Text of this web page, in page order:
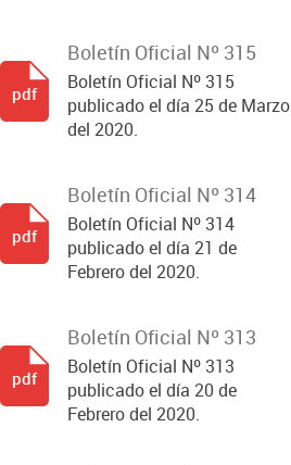
Boletín Oficial Nº 315
Boletín Oficial Nº 315
publicado el día 25 de Marzo
del 2020.
pdf
Boletín Oficial Nº 314
Boletín Oficial Nº 314
publicado el día 21 de
Febrero del 2020.
pdf
Boletín Oficial Nº 313
Boletín Oficial Nº 313
publicado el día 20 de
Febrero del 2020.
pdf